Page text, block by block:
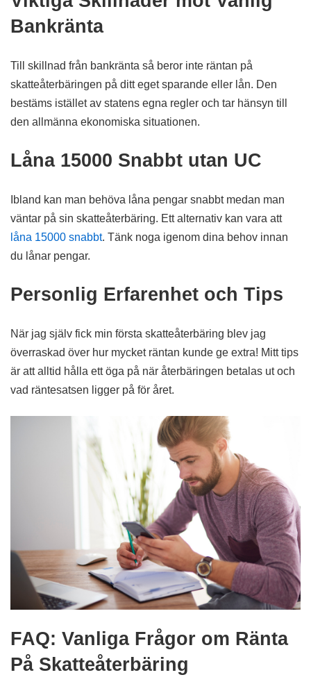
Bankränta
Till skillnad från bankränta så beror inte räntan på
skatteåterbäringen på ditt eget sparande eller lån. Den
bestäms istället av statens egna regler och tar hänsyn till
den allmänna ekonomiska situationen.
Låna 15000 Snabbt utan UC
Ibland kan man behöva låna pengar snabbt medan man
väntar på sin skatteåterbäring. Ett alternativ kan vara att
låna 15000 snabbt. Tänk noga igenom dina behov innan
du lånar pengar.
Personlig Erfarenhet och Tips
När jag själv fick min första skatteåterbäring blev jag
överraskad över hur mycket räntan kunde ge extra! Mitt tips
är att alltid hålla ett öga på när återbäringen betalas ut och
vad räntesatsen ligger på för året.
FAQ: Vanliga Frågor om Ränta
På Skatteåterbäring